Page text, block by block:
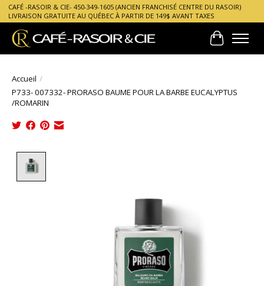
CAFÉ -RASOIR & CIE- 450-349-1605 (ANCIEN FRANCHISÉ CENTRE DU RASOIR)
LIVRAISON GRATUITE AU QUÉBEC À PARTIR DE 149$ AVANT TAXES
Panier
Accueil /
P733- 007332- PRORASO BAUME POUR LA BARBE EUCALYPTUS
/ROMARIN